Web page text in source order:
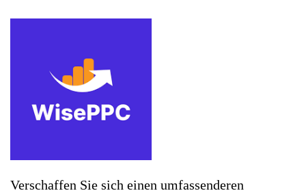
Verschaffen Sie sich einen umfassenderen